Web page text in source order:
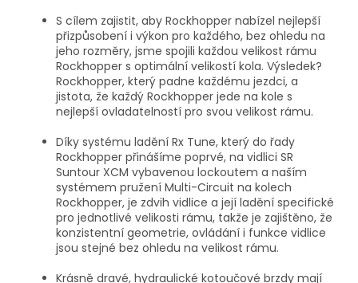
S cílem zajistit, aby Rockhopper nabízel nejlepší
přizpůsobení i výkon pro každého, bez ohledu na
jeho rozměry, jsme spojili každou velikost rámu
Rockhopper s optimální velikostí kola. Výsledek?
Rockhopper, který padne každému jezdci, a
jistota, že každý Rockhopper jede na kole s
nejlepší ovladatelností pro svou velikost rámu.
Díky systému ladění Rx Tune, který do řady
Rockhopper přinášíme poprvé, na vidlici SR
Suntour XCM vybavenou lockoutem a naším
systémem pružení Multi-Circuit na kolech
Rockhopper, je zdvih vidlice a její ladění specifické
pro jednotlivé velikosti rámu, takže je zajištěno, že
konzistentní geometrie, ovládání i funkce vidlice
jsou stejné bez ohledu na velikost rámu.
Krásně dravé, hydraulické kotoučové brzdy mají